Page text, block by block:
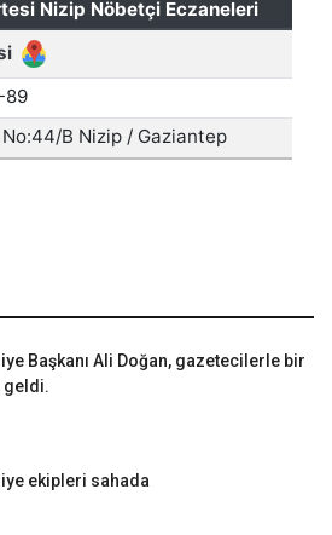
Başkanı Ali Doğan, gazetecilerle bir
geldi.
ekipleri sahada